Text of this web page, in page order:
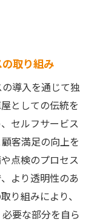
取り組み
導入を通じて独
としての伝統を
セルフサービス
客満足の向上を
点検のプロセス
より透明性のあ
り組みにより、
要な部分を自ら